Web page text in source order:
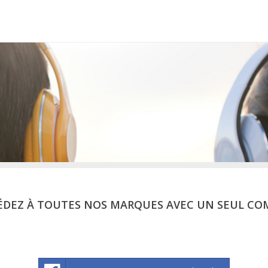
À TOUTES NOS MARQUES AVEC UN SEUL